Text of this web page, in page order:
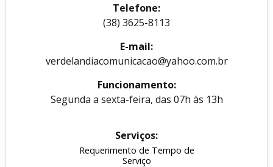
Telefone:
(38) 3625-8113
E-mail:
verdelandiacomunicacao@yahoo.com.br
Funcionamento:
Segunda a sexta-feira, das 07h às 13h
Serviços:
Requerimento de Tempo de
Serviço